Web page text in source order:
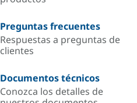
Preguntas frecuentes
Respuestas a preguntas de
clientes
Documentos técnicos
Conozca los detalles de